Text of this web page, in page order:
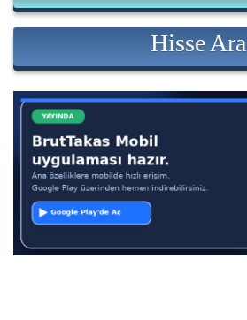
Hisse Ara